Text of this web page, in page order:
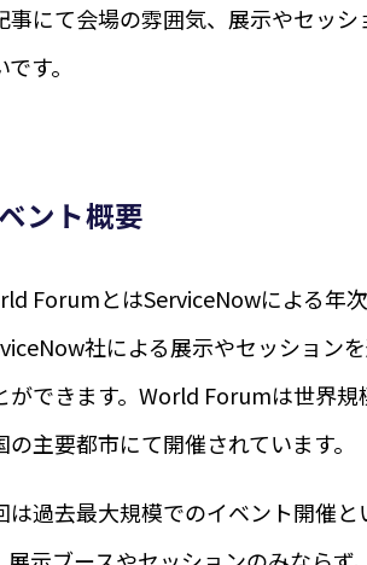
ServiceNow
事にて会場の雰囲気、展示やセッ
す。
ント概要
ForumとはServiceNowによる年
社による展示やセッション
ができます。World Forumは世界
の主要都市にて開催されています。
は過去最大規模でのイベント開催